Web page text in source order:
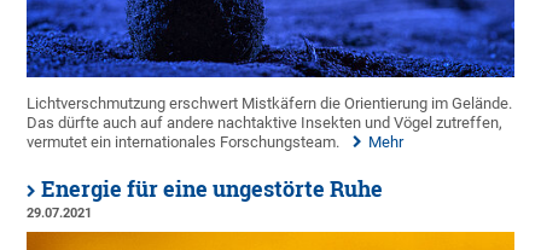
Lichtverschmutzung erschwert Mistkäfern die Orientierung im Gelände.
Das dürfte auch auf andere nachtaktive Insekten und Vögel zutreffen,
vermutet ein internationales Forschungsteam.
Mehr
Energie für eine ungestörte Ruhe
29.07.2021